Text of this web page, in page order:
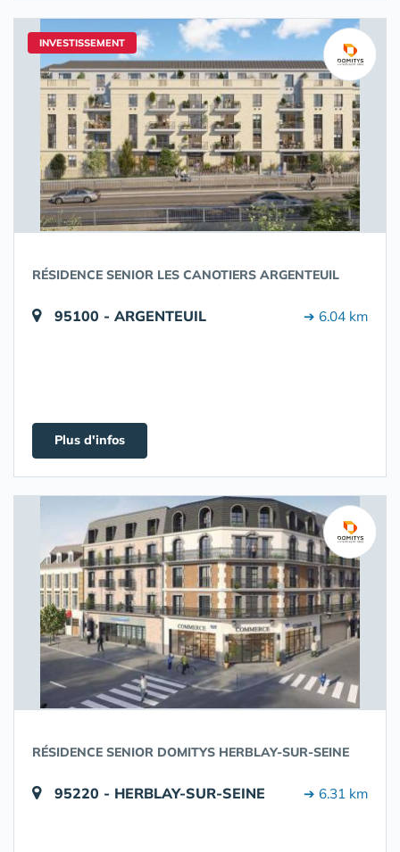
INVESTISSEMENT
RÉSIDENCE SENIOR LES CANOTIERS ARGENTEUIL
95100 - ARGENTEUIL ➔ 6.04 km
Plus d'infos
RÉSIDENCE SENIOR DOMITYS HERBLAY-SUR-SEINE
95220 - HERBLAY-SUR-SEINE ➔ 6.31 km